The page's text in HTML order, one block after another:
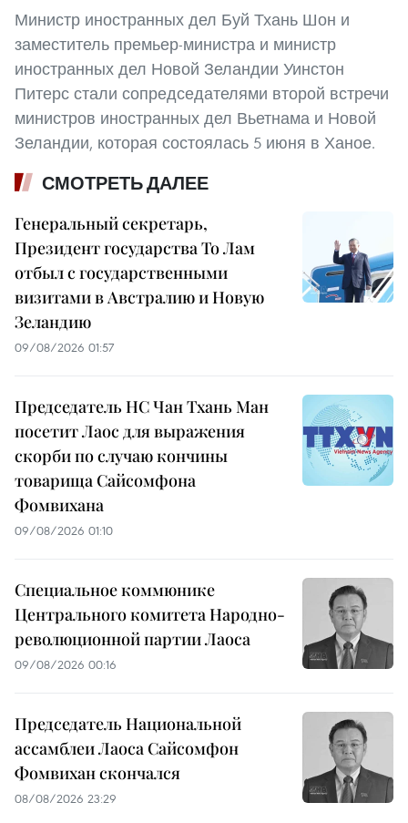
Министр иностранных дел Буй Тхань Шон и
заместитель премьер-министра и министр
иностранных дел Новой Зеландии Уинстон
Питерс стали сопредседателями второй встречи
министров иностранных дел Вьетнама и Новой
Зеландии, которая состоялась 5 июня в Ханое.
СМОТРЕТЬ ДАЛЕЕ
Генеральный секретарь,
Президент государства То Лам
отбыл с государственными
визитами в Австралию и Новую
Зеландию
09/08/2026 01:57
Председатель НС Чан Тхань Ман
посетит Лаос для выражения
скорби по случаю кончины
товарища Сайсомфона
Фомвихана
09/08/2026 01:10
Специальное коммюнике
Центрального комитета Народно-
революционной партии Лаоса
09/08/2026 00:16
Председатель Национальной
ассамблеи Лаоса Сайсомфон
Фомвихан скончался
08/08/2026 23:29